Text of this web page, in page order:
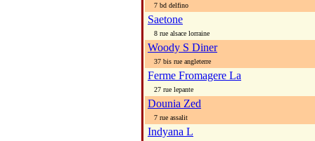
7 bd delfino
Saetone
8 rue alsace lorraine
Woody S Diner
37 bis rue angleterre
Ferme Fromagere La
27 rue lepante
Dounia Zed
7 rue assalit
Indyana L